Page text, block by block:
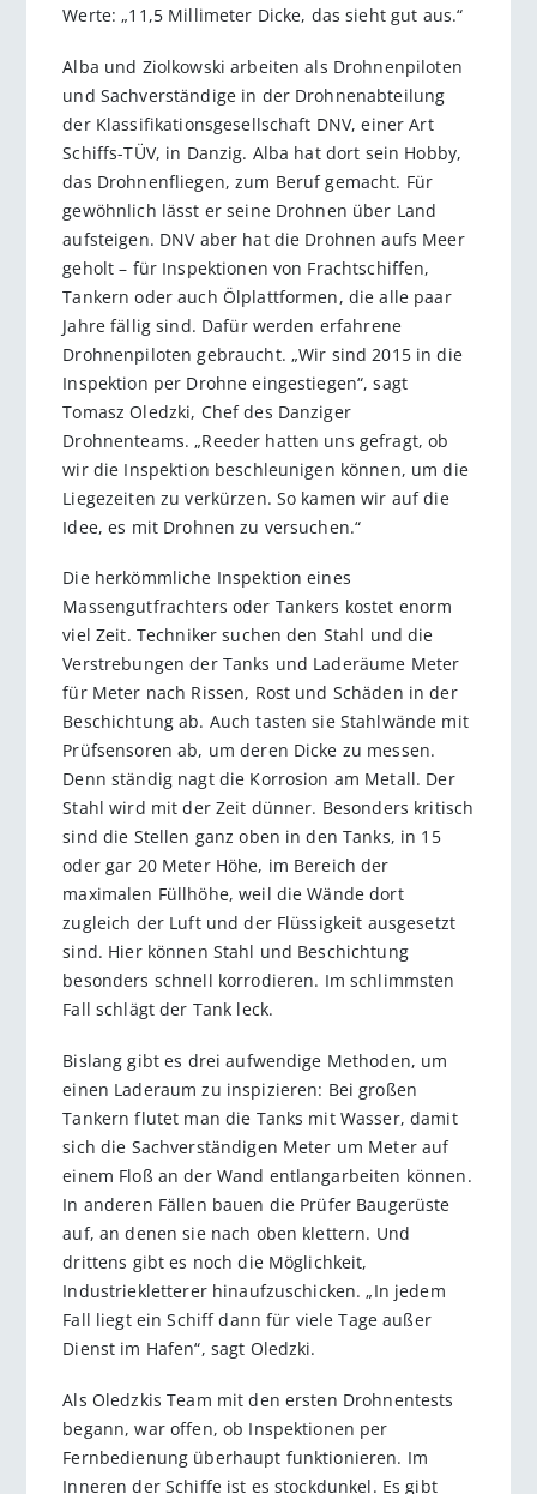
Werte: „11,5 Millimeter Dicke, das sieht gut aus.“
Alba und Ziolkowski arbeiten als Drohnenpiloten
und Sachverständige in der Drohnenabteilung
der Klassifikationsgesellschaft DNV, einer Art
Schiffs-TÜV, in Danzig. Alba hat dort sein Hobby,
das Drohnenfliegen, zum Beruf gemacht. Für
gewöhnlich lässt er seine Drohnen über Land
aufsteigen. DNV aber hat die Drohnen aufs Meer
geholt – für Inspektionen von Frachtschiffen,
Tankern oder auch Ölplattformen, die alle paar
Jahre fällig sind. Dafür werden erfahrene
Drohnenpiloten gebraucht. „Wir sind 2015 in die
Inspektion per Drohne eingestiegen“, sagt
Tomasz Oledzki, Chef des Danziger
Drohnenteams. „Reeder hatten uns gefragt, ob
wir die Inspektion beschleunigen können, um die
Liegezeiten zu verkürzen. So kamen wir auf die
Idee, es mit Drohnen zu versuchen.“
Die herkömmliche Inspektion eines
Massengutfrachters oder Tankers kostet enorm
viel Zeit. Techniker suchen den Stahl und die
Verstrebungen der Tanks und Laderäume Meter
für Meter nach Rissen, Rost und Schäden in der
Beschichtung ab. Auch tasten sie Stahlwände mit
Prüfsensoren ab, um deren Dicke zu messen.
Denn ständig nagt die Korrosion am Metall. Der
Stahl wird mit der Zeit dünner. Besonders kritisch
sind die Stellen ganz oben in den Tanks, in 15
oder gar 20 Meter Höhe, im Bereich der
maximalen Füllhöhe, weil die Wände dort
zugleich der Luft und der Flüssigkeit ausgesetzt
sind. Hier können Stahl und Beschichtung
besonders schnell korrodieren. Im schlimmsten
Fall schlägt der Tank leck.
Bislang gibt es drei aufwendige Methoden, um
einen Laderaum zu inspizieren: Bei großen
Tankern flutet man die Tanks mit Wasser, damit
sich die Sachverständigen Meter um Meter auf
einem Floß an der Wand entlangarbeiten können.
In anderen Fällen bauen die Prüfer Baugerüste
auf, an denen sie nach oben klettern. Und
drittens gibt es noch die Möglichkeit,
Industriekletterer hinaufzuschicken. „In jedem
Fall liegt ein Schiff dann für viele Tage außer
Dienst im Hafen“, sagt Oledzki.
Als Oledzkis Team mit den ersten Drohnentests
begann, war offen, ob Inspektionen per
Fernbedienung überhaupt funktionieren. Im
Inneren der Schiffe ist es stockdunkel. Es gibt